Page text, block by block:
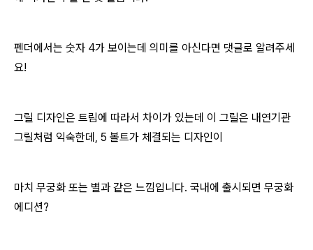
펜더에서는 숫자 4가 보이는데 의미를 아신다면 댓글로 알려주세
요!
그릴 디자인은 트림에 따라서 차이가 있는데 이 그릴은 내연기관
그릴처럼 익숙한데, 5 볼트가 체결되는 디자인이
마치 무궁화 또는 별과 같은 느낌입니다. 국내에 출시되면 무궁화
에디션?